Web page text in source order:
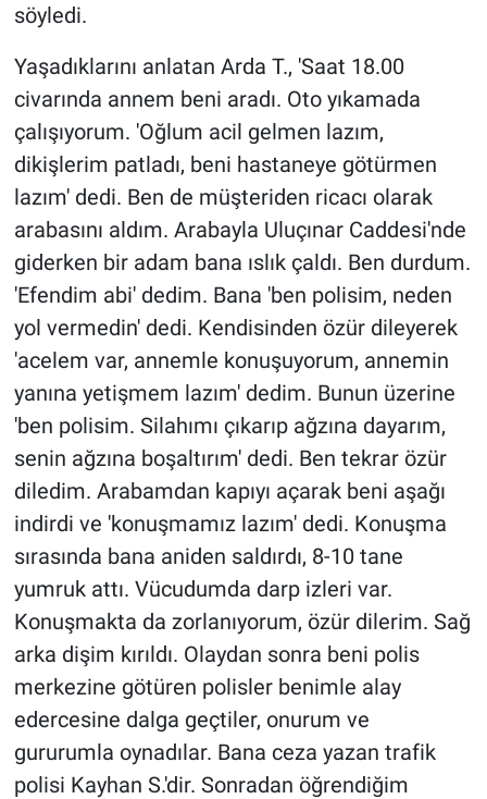
söyledi.
Yaşadıklarını anlatan Arda T., 'Saat 18.00
civarında annem beni aradı. Oto yıkamada
çalışıyorum. 'Oğlum acil gelmen lazım,
dikişlerim patladı, beni hastaneye götürmen
lazım' dedi. Ben de müşteriden ricacı olarak
arabasını aldım. Arabayla Uluçınar Caddesi'nde
giderken bir adam bana ıslık çaldı. Ben durdum.
'Efendim abi' dedim. Bana 'ben polisim, neden
yol vermedin' dedi. Kendisinden özür dileyerek
'acelem var, annemle konuşuyorum, annemin
yanına yetişmem lazım' dedim. Bunun üzerine
'ben polisim. Silahımı çıkarıp ağzına dayarım,
senin ağzına boşaltırım' dedi. Ben tekrar özür
diledim. Arabamdan kapıyı açarak beni aşağı
indirdi ve 'konuşmamız lazım' dedi. Konuşma
sırasında bana aniden saldırdı, 8-10 tane
yumruk attı. Vücudumda darp izleri var.
Konuşmakta da zorlanıyorum, özür dilerim. Sağ
arka dişim kırıldı. Olaydan sonra beni polis
merkezine götüren polisler benimle alay
edercesine dalga geçtiler, onurum ve
gururumla oynadılar. Bana ceza yazan trafik
polisi Kayhan S.'dir. Sonradan öğrendiğim